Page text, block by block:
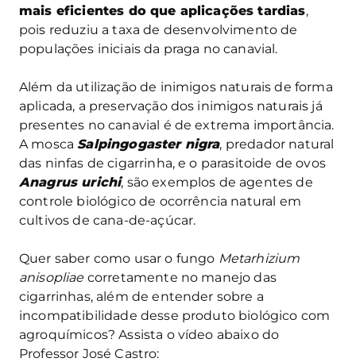
mais eficientes do que aplicações tardias,
pois reduziu a taxa de desenvolvimento de
populações iniciais da praga no canavial.
Além da utilização de inimigos naturais de forma
aplicada, a preservação dos inimigos naturais já
presentes no canavial é de extrema importância.
A moscaSalpingogaster nigra, predador natural
das ninfas de cigarrinha, e o parasitoide de ovos
Anagrus urichi, são exemplos de agentes de
controle biológico de ocorrência natural em
cultivos de cana-de-açúcar.
Quer saber como usar o fungo Metarhizium
anisopliaecorretamente no manejo das
cigarrinhas, além de entender sobre a
incompatibilidade desse produto biológico com
agroquímicos? Assista o vídeo abaixo do
Professor José Castro: